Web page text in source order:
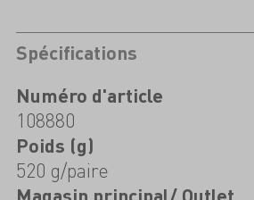
Spécifications
Numéro d'article
108880
Poids (g)
520 g/paire